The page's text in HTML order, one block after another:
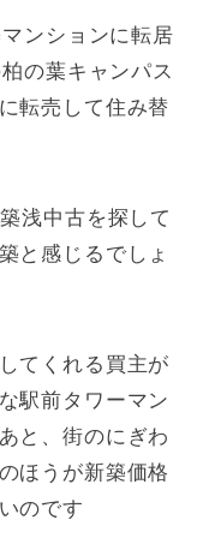
ンションに転居
の葉キャンパス
転売して住み替
浅中古を探して
と感じるでしょ
てくれる買主が
駅前タワーマン
と、街のにぎわ
ほうが新築価格
のです